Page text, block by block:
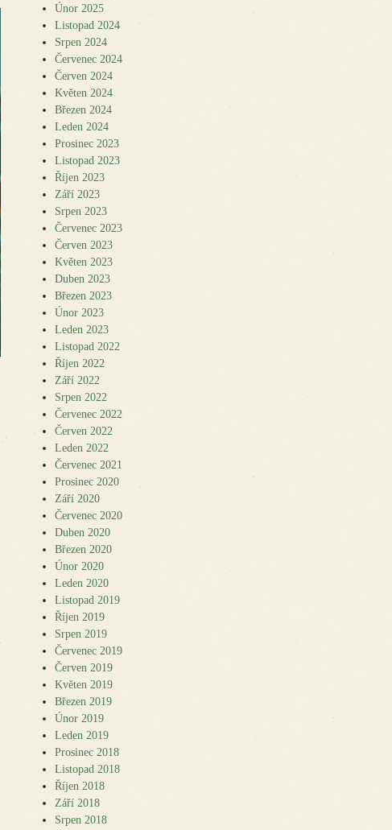
Únor 2025
Listopad 2024
Srpen 2024
Červenec 2024
Červen 2024
Květen 2024
Březen 2024
Leden 2024
Prosinec 2023
Listopad 2023
Říjen 2023
Září 2023
Srpen 2023
Červenec 2023
Červen 2023
Květen 2023
Duben 2023
Březen 2023
Únor 2023
Leden 2023
Listopad 2022
Říjen 2022
Září 2022
Srpen 2022
Červenec 2022
Červen 2022
Leden 2022
Červenec 2021
Prosinec 2020
Září 2020
Červenec 2020
Duben 2020
Březen 2020
Únor 2020
Leden 2020
Listopad 2019
Říjen 2019
Srpen 2019
Červenec 2019
Červen 2019
Květen 2019
Březen 2019
Únor 2019
Leden 2019
Prosinec 2018
Listopad 2018
Říjen 2018
Září 2018
Srpen 2018